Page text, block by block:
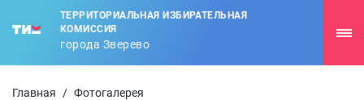
ТЕРРИТОРИАЛЬНАЯ ИЗБИРАТЕЛЬНАЯ
КОМИССИЯ
города Зверево
Главная / Фотогалерея